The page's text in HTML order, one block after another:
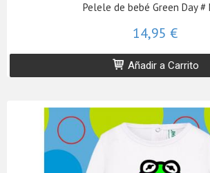
Pelele de bebé Green Day #
14,95 €
Añadir a Carrito